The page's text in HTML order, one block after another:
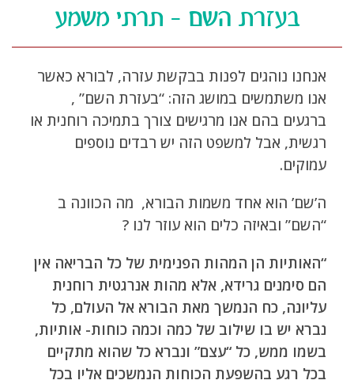
בעזרת השם – תרתי משמע
אנחנו נוהגים לפנות בבקשת עזרה, לבורא כאשר
אנו משתמשים במושג הזה: “בעזרת השם” ,
ברגעים בהם אנו מרגישים צורך בתמיכה רוחנית או
רגשית, אבל למשפט הזה יש רבדים נוספים
עמוקים.
ה’שם’ הוא אחד משמות הבורא, מה הכוונה ב
“השם” ובאיזה כלים הוא עוזר לנו ?
“האותיות הן המהות הפנימית של כל הבריאה אין
הם סימנים גרידא, אלא מהות אנרגטית רוחנית
עליונה, כח הנמשך מאת הבורא אל העולם, כל
נברא יש בו שילוב של כמה וכמה כוחות- אותיות,
בשמו ממש, כל “עצם” ונברא כל שהוא מתקיים
בכל רגע בהשפעת הכוחות הנמשכים אליו בכל